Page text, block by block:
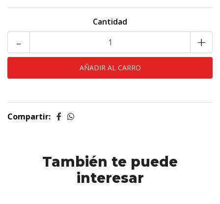
Cantidad
- +
Compartir:
También te puede
interesar